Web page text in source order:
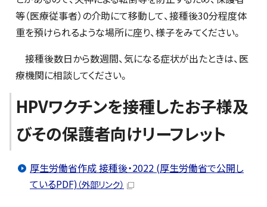
等（医療従事者）の介助にて移動して、接種後30分程度体
重を預けられるような場所に座り、様子をみてください。
接種後数日から数週間、気になる症状が出たときは、医
療機関に相談してください。
HPVワクチンを接種したお子様及
びその保護者向けリーフレット
厚生労働省作成 接種後・2022 (厚生労働省で公開し
ているPDF)（外部リンク）